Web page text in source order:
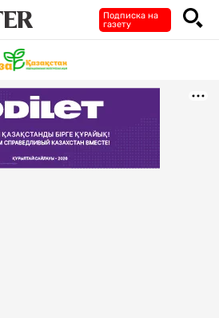
Подписка на
газету